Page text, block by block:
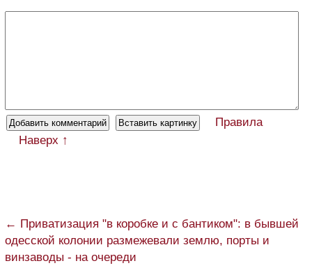
Правила
Наверх ↑
← Приватизация "в коробке и с бантиком": в бывшей
одесской колонии размежевали землю, порты и
винзаводы - на очереди